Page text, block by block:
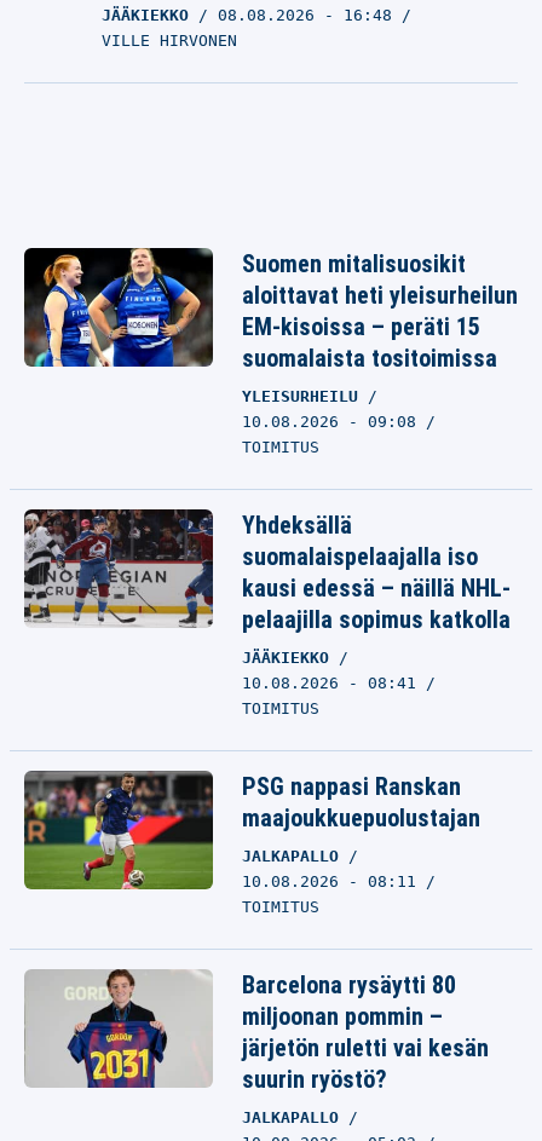
JÄÄKIEKKO 08.08.2026 - 16:48
VILLE HIRVONEN
Suomen mitalisuosikit
aloittavat heti yleisurheilun
EM-kisoissa – peräti 15
suomalaista tositoimissa
YLEISURHEILU
10.08.2026 - 09:08
TOIMITUS
Yhdeksällä
suomalaispelaajalla iso
kausi edessä – näillä NHL-
pelaajilla sopimus katkolla
JÄÄKIEKKO
10.08.2026 - 08:41
TOIMITUS
PSG nappasi Ranskan
maajoukkuepuolustajan
JALKAPALLO
10.08.2026 - 08:11
TOIMITUS
Barcelona rysäytti 80
miljoonan pommin –
järjetön ruletti vai kesän
suurin ryöstö?
JALKAPALLO